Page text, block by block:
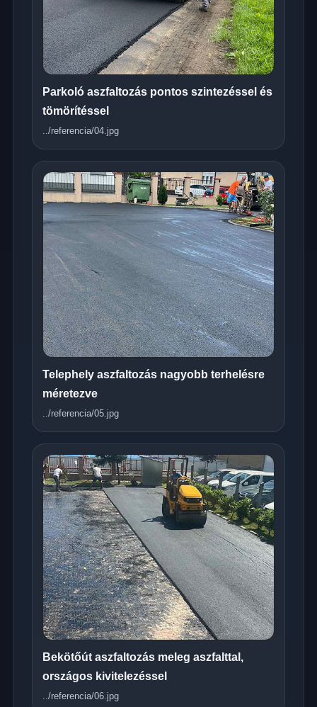
Parkoló aszfaltozás pontos szintezéssel és
tömörítéssel
../referencia/04.jpg
Telephely aszfaltozás nagyobb terhelésre
méretezve
../referencia/05.jpg
Bekötőút aszfaltozás meleg aszfalttal,
országos kivitelezéssel
../referencia/06.jpg